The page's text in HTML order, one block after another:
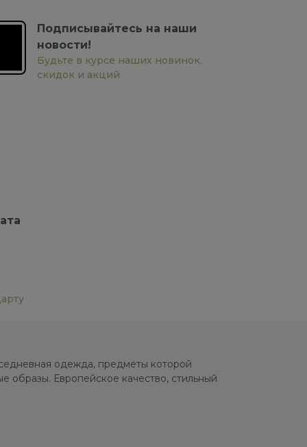
Подписывайтесь на наши
новости!
Будьте в курсе наших новинок,
скидок и акций
одежда, предметы которой
образы. Европейское качество, стильный